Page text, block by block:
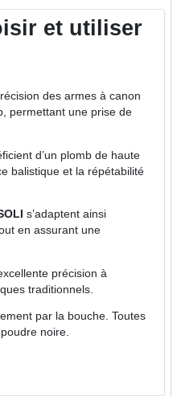
et utiliser
des armes à canon
permettant une prise de
d’un plomb de haute
balistique et la répétabilité
s’adaptent ainsi
en assurant une
précision à
traditionnels.
par la bouche. Toutes
noire.